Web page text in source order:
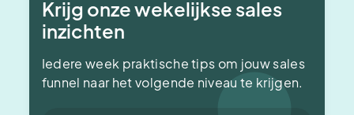
Krijg onze wekelijkse sales
inzichten
Iedere week praktische tips om jouw sales
funnel naar het volgende niveau te krijgen.